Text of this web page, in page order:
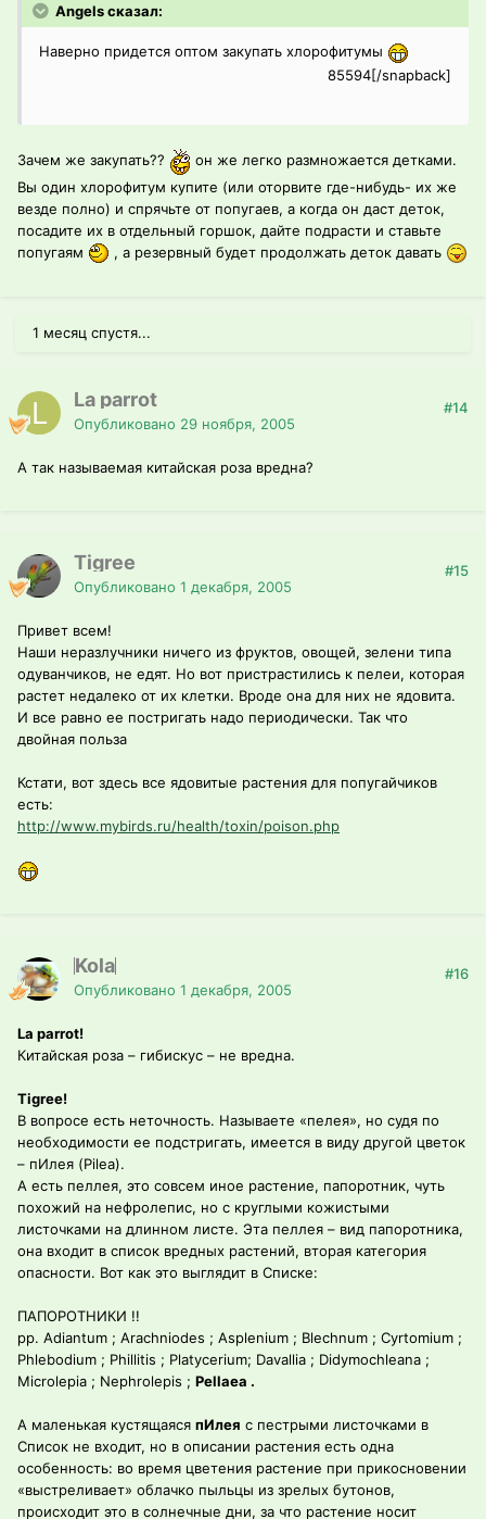
Angels сказал:
Наверно придется оптом закупать хлорофитумы
85594[/snapback]
Зачем же закупать??
он же легко размножается детками.
Вы один хлорофитум купите (или оторвите где-нибудь- их же
везде полно) и спрячьте от попугаев, а когда он даст деток,
посадите их в отдельный горшок, дайте подрасти и ставьте
попугаям
, а резервный будет продолжать деток давать
1 месяц спустя...
La parrot
Опубликовано 29 ноября, 2005
#14
А так называемая китайская роза вредна?
Tigree
Опубликовано 1 декабря, 2005
#15
Привет всем!
Наши неразлучники ничего из фруктов, овощей, зелени типа
одуванчиков, не едят. Но вот пристрастились к пелеи, которая
растет недалеко от их клетки. Вроде она для них не ядовита.
И все равно ее постригать надо периодически. Так что
двойная польза
Кстати, вот здесь все ядовитые растения для попугайчиков
есть:
http://www.mybirds.ru/health/toxin/poison.php
Kola
Опубликовано 1 декабря, 2005
#16
La parrot!
Китайская роза – гибискус – не вредна.
Tigree!
В вопросе есть неточность. Называете «пелея», но судя по
необходимости ее подстригать, имеется в виду другой цветок
– пИлея (Pilea).
А есть пеллея, это совсем иное растение, папоротник, чуть
похожий на нефролепис, но с круглыми кожистыми
листочками на длинном листе. Эта пеллея – вид папоротника,
она входит в список вредных растений, вторая категория
опасности. Вот как это выглядит в Списке:
ПАПОРОТНИКИ !!
рр. Adiantum ; Arachniodes ; Asplenium ; Blechnum ; Cyrtomium ;
Phlebodium ; Phillitis ; Platycerium; Davallia ; Didymochleana ;
Microlepia ; Nephrolepis ; Pellaea .
А маленькая кустящаяся пИлея с пестрыми листочками в
Список не входит, но в описании растения есть одна
особенность: во время цветения растение при прикосновении
«выстреливает» облачко пыльцы из зрелых бутонов,
происходит это в солнечные дни, за что растение носит